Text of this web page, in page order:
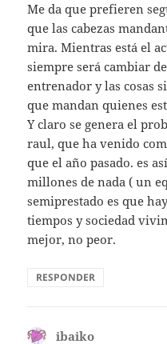
Me da que prefieren
que las cabezas
mira. Mientras está el
siempre será cambiar
entrenador y las cosas
que mandan quienes
Y claro se genera el
raul, que ha venido
que el año pasado. es
millones de nada ( un
semiprestado es que
tiempos y sociedad
mejor, no peor.
RESPONDER
ibaiko